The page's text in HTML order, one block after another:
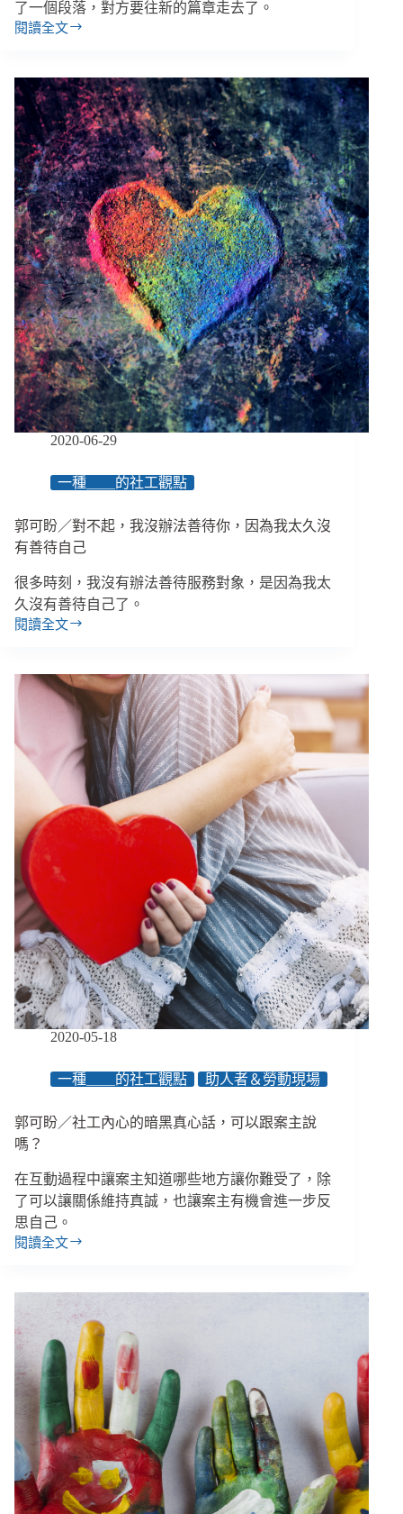
生
了一個段落，對方要往新的篇章走去了。
閱讀全文
郭
／
我
們
準
備
好
結
案
了
嗎？
好
好
服
務，
才
能
好
好
說
2020-06-29
一種＿＿的社工觀點
郭可盼／對不起，我沒辦法善待你，因為我太久沒
有善待自己
很多時刻，我沒有辦法善待服務對象，是因為我太
久沒有善待自己了。
閱讀全文
郭
起，
法
善
你，
因
為
我
太
久
沒
有
善
2020-05-18
一種＿＿的社工觀點 助人者＆勞動現場
郭可盼／社工內心的暗黑真心話，可以跟案主說
嗎？
在互動過程中讓案主知道哪些地方讓你難受了，除
了可以讓關係維持真誠，也讓案主有機會進一步反
思自己。
閱讀全文
郭
盼
社
工
內
心
黑
真
心
話，